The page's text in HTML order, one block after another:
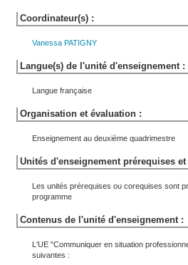
Coordinateur(s) :
Vanessa PATIGNY
Langue(s) de l'unité d'enseignement :
Langue française
Organisation et évaluation :
Enseignement au deuxième quadrimestre
Unités d'enseignement prérequises
Les unités prérequises ou corequises sont
programme
Contenus de l'unité d'enseignement :
L'UE "Communiquer en situation
suivantes :